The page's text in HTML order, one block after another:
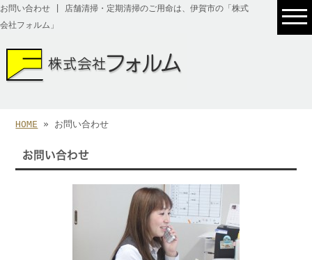
お問い合わせ | 店舗清掃・定期清掃のご用命は、伊賀市の「株式
会社フォルム」
HOME » お問い合わせ
お問い合わせ